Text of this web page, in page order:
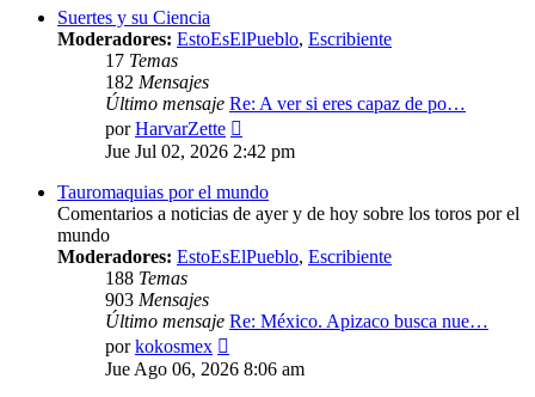
Suertes y su Ciencia
Moderadores: EstoEsElPueblo, Escribiente
17 Temas
182 Mensajes
Último mensaje Re: A ver si eres capaz de po…
porHarvarZette
último
mensaje
Jue Jul 02, 2026 2:42 pm
Tauromaquias por el mundo
Comentarios a noticias de ayer y de hoy sobre los toros por el
mundo
Moderadores: EstoEsElPueblo, Escribiente
188 Temas
903 Mensajes
Último mensaje Re: México. Apizaco busca nue…
porkokosmex
último
Jue Ago 06, 2026 8:06 am